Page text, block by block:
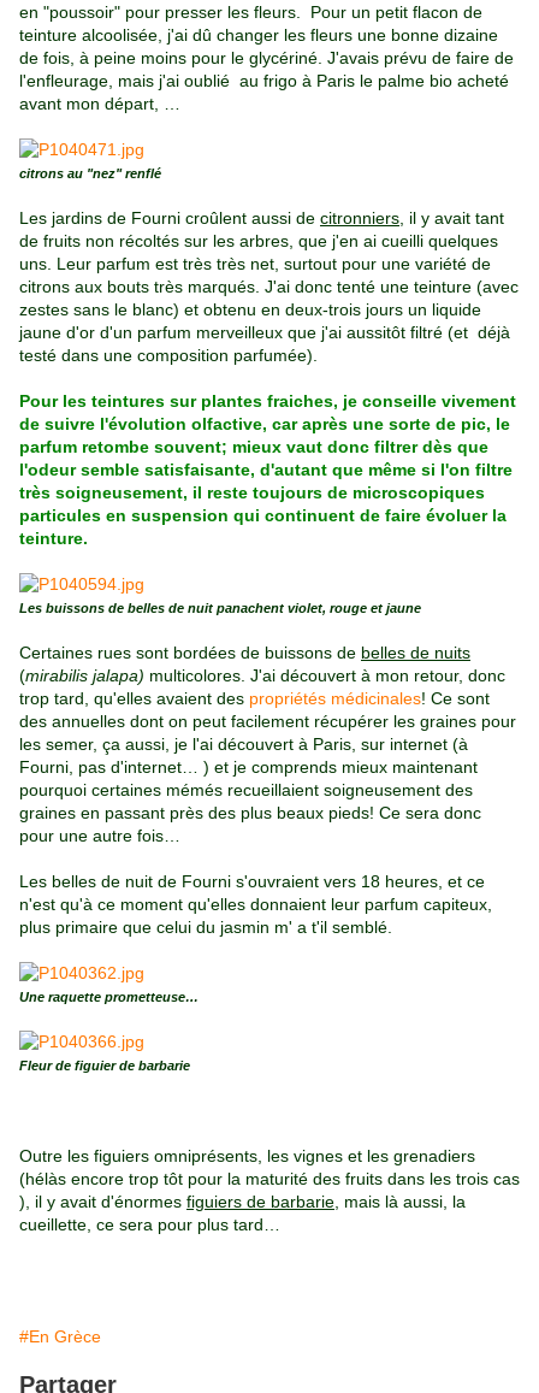
en "poussoir" pour presser les fleurs. Pour un petit flacon de
teinture alcoolisée, j'ai dû changer les fleurs une bonne dizaine
de fois, à peine moins pour le glycériné. J'avais prévu de faire de
l'enfleurage, mais j'ai oublié au frigo à Paris le palme bio acheté
avant mon départ, …
citrons au "nez" renflé
Les jardins de Fourni croûlent aussi de citronniers , il y avait tant
de fruits non récoltés sur les arbres, que j'en ai cueilli quelques
uns. Leur parfum est très très net, surtout pour une variété de
citrons aux bouts très marqués. J'ai donc tenté une teinture (avec
zestes sans le blanc) et obtenu en deux-trois jours un liquide
jaune d'or d'un parfum merveilleux que j'ai aussitôt filtré (et déjà
testé dans une composition parfumée).
Pour les teintures sur plantes fraiches, je conseille vivement
de suivre l'évolution olfactive, car après une sorte de pic, le
parfum retombe souvent; mieux vaut donc filtrer dès que
l'odeur semble satisfaisante, d'autant que même si l'on filtre
très soigneusement, il reste toujours de microscopiques
particules en suspension qui continuent de faire évoluer la
teinture.
Les buissons de belles de nuit panachent violet, rouge et jaune
Certaines rues sont bordées de buissons de belles de nuits
(mirabilis jalapa) multicolores. J'ai découvert à mon retour, donc
trop tard, qu'elles avaient des propriétés médicinales! Ce sont
des annuelles dont on peut facilement récupérer les graines pour
les semer, ça aussi, je l'ai découvert à Paris, sur internet (à
Fourni, pas d'internet… ) et je comprends mieux maintenant
pourquoi certaines mémés recueillaient soigneusement des
graines en passant près des plus beaux pieds! Ce sera donc
pour une autre fois…
Les belles de nuit de Fourni s'ouvraient vers 18 heures, et ce
n'est qu'à ce moment qu'elles donnaient leur parfum capiteux,
plus primaire que celui du jasmin m' a t'il semblé.
Une raquette prometteuse…
Fleur de figuier de barbarie
Outre les figuiers omniprésents, les vignes et les grenadiers
(hélàs encore trop tôt pour la maturité des fruits dans les trois cas
), il y avait d'énormes figuiers de barbarie , mais là aussi, la
cueillette, ce sera pour plus tard…
#En Grèce
Partager